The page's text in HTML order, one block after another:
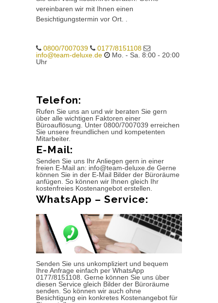
vereinbaren wir mit Ihnen einen
Besichtigungstermin vor Ort. .
0800/7007039
0177/8151108
info@team-deluxe.de
Mo. - Sa. 8:00 - 20:00
Uhr
Telefon:
Rufen Sie uns an und wir beraten Sie gern
über alle wichtigen Faktoren einer
Büroauflösung. Unter 0800/7007039 erreichen
Sie unsere freundlichen und kompetenten
Mitarbeiter.
E-Mail:
Senden Sie uns Ihr Anliegen gern in einer
freien E-Mail an: info@team-deluxe.de Gerne
können Sie in der E-Mail Bilder der Büroräume
anfügen. So können wir Ihnen gleich Ihr
kostenfreies Kostenangebot erstellen.
WhatsApp – Service:
Senden Sie uns unkompliziert und bequem
Ihre Anfrage einfach per WhatsApp
0177/8151108. Gerne können Sie uns über
diesen Service gleich Bilder der Büroräume
senden. So können wir auch ohne
Besichtigung ein konkretes Kostenangebot für